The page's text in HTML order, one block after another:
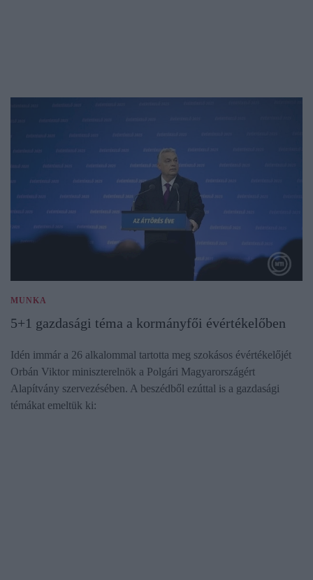
MUNKA
5+1 gazdasági téma a kormányfői évértékelőben
Idén immár a 26 alkalommal tartotta meg szokásos évértékelőjét
Orbán Viktor miniszterelnök a Polgári Magyarországért
Alapítvány szervezésében. A beszédből ezúttal is a gazdasági
témákat emeltük ki: